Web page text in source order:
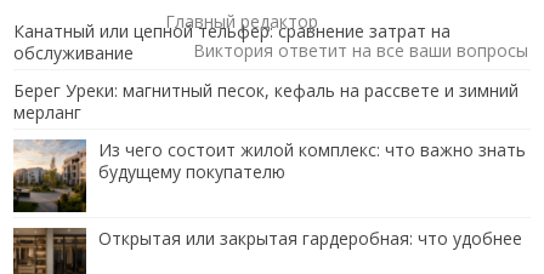
Главный редактор
Виктория ответит на все ваши вопросы
Канатный или цепной тельфер: сравнение затрат на
обслуживание
Берег Уреки: магнитный песок, кефаль на рассвете и зимний
мерланг
Из чего состоит жилой комплекс: что важно знать
будущему покупателю
Открытая или закрытая гардеробная: что удобнее